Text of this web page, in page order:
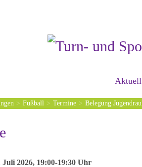
Aktuell
Fußball Termine Belegung
Juli 2026, 19:00-19:30 Uhr